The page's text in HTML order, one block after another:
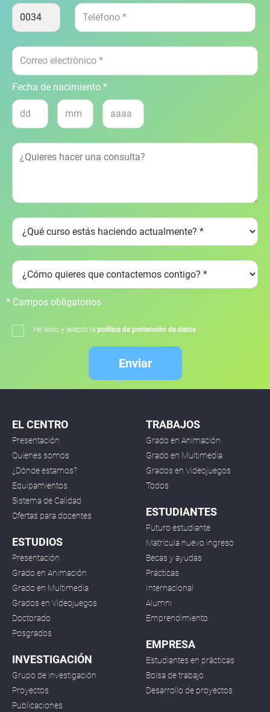
Fecha de nacimiento *
* Campos obligatorios
He leído y acepto la política de protección de datos
Enviar
EL CENTRO
Presentación
Quienes somos
¿Dónde estamos?
Equipamientos
Sistema de Calidad
Ofertas para docentes
ESTUDIOS
Presentación
Grado en Animación
Grado en Multimedia
Grados en Videojuegos
Doctorado
Posgrados
INVESTIGACIÓN
Grupo de investigación
Proyectos
Publicaciones
TRABAJOS
Grado en Animación
Grado en Multimedia
Grados en Videojuegos
Todos
ESTUDIANTES
Futuro estudiante
Matrícula nuevo ingreso
Becas y ayudas
Prácticas
Internacional
Alumni
Emprendimiento
EMPRESA
Estudiantes en prácticas
Bolsa de trabajo
Desarrollo de proyectos